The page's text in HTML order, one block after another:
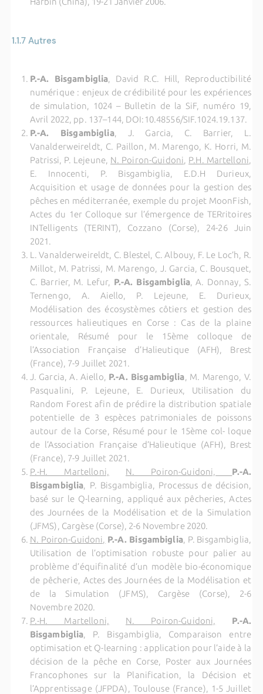
1.1.7 Autres
P.-A. Bisgambiglia, David R.C. Hill, Reproductibilité
numérique : enjeux de crédibilité pour les expériences
de simulation, 1024 – Bulletin de la SiF, numéro 19,
Avril 2022, pp. 137–144, DOI:10.48556/SIF.1024.19.137.
P.-A. Bisgambiglia, J. Garcia, C. Barrier, L.
Vanalderweireldt, C. Paillon, M. Marengo, K. Horri, M.
Patrissi, P. Lejeune, N. Poiron-Guidoni, P.H. Martelloni,
E. Innocenti, P. Bisgambiglia, E.D.H Durieux,
Acquisition et usage de données pour la gestion des
pêches en méditerranée, exemple du projet MoonFish,
Actes du 1er Colloque sur l’émergence de TERritoires
INTelligents (TERINT), Cozzano (Corse), 24-26 Juin
2021.
L. Vanalderweireldt, C. Blestel, C. Albouy, F. Le Loc’h, R.
Millot, M. Patrissi, M. Marengo, J. Garcia, C. Bousquet,
C. Barrier, M. Lefur, P.-A. Bisgambiglia, A. Donnay, S.
Ternengo, A. Aiello, P. Lejeune, E. Durieux,
Modélisation des écosystèmes côtiers et gestion des
ressources halieutiques en Corse : Cas de la plaine
orientale, Résumé pour le 15ème colloque de
l’Association Française d’Halieutique (AFH), Brest
(France), 7-9 Juillet 2021.
J. Garcia, A. Aiello, P.-A. Bisgambiglia, M. Marengo, V.
Pasqualini, P. Lejeune, E. Durieux, Utilisation du
Random Forest afin de prédire la distribution spatiale
potentielle de 3 espèces patrimoniales de poissons
autour de la Corse, Résumé pour le 15ème col- loque
de l’Association Française d’Halieutique (AFH), Brest
(France), 7-9 Juillet 2021.
P.-H. Martelloni,
N. Poiron-Guidoni, P.-A.
Bisgambiglia, P. Bisgambiglia, Processus de décision,
basé sur le Q-learning, appliqué aux pêcheries, Actes
des Journées de la Modélisation et de la Simulation
(JFMS), Cargèse (Corse), 2-6 Novembre 2020.
N. Poiron-Guidoni, P.-A. Bisgambiglia, P. Bisgambiglia,
Utilisation de l’optimisation robuste pour palier au
problème d’équifinalité d’un modèle bio-économique
de pêcherie, Actes des Journées de la Modélisation et
de la Simulation (JFMS), Cargèse (Corse), 2-6
Novembre 2020.
P.-H. Martelloni,
N. Poiron-Guidoni,
P.-A.
Bisgambiglia, P. Bisgambiglia, Comparaison entre
optimisation et Q-learning : application pour l’aide à la
décision de la pêche en Corse, Poster aux Journées
Francophones sur la Planification, la Décision et
l’Apprentissage (JFPDA), Toulouse (France), 1-5 Juillet